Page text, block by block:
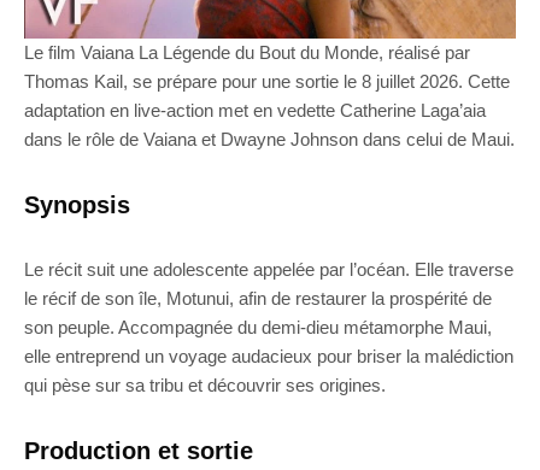
Le film Vaiana La Légende du Bout du Monde, réalisé par
Thomas Kail, se prépare pour une sortie le 8 juillet 2026. Cette
adaptation en live-action met en vedette Catherine Laga’aia
dans le rôle de Vaiana et Dwayne Johnson dans celui de Maui.
Synopsis
Le récit suit une adolescente appelée par l’océan. Elle traverse
le récif de son île, Motunui, afin de restaurer la prospérité de
son peuple. Accompagnée du demi-dieu métamorphe Maui,
elle entreprend un voyage audacieux pour briser la malédiction
qui pèse sur sa tribu et découvrir ses origines.
Production et sortie